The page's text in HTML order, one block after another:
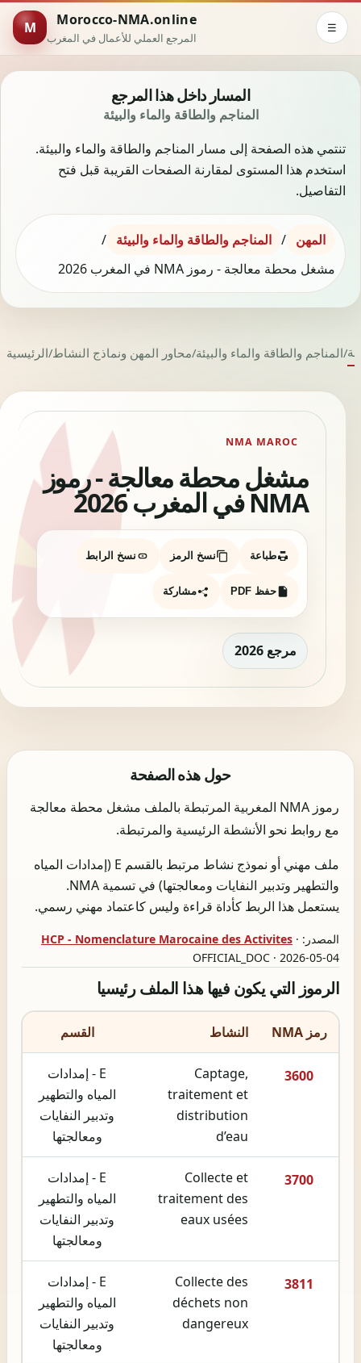
M Morocco-NMA.online
المرجع العملي للأعمال في المغرب
☰
المسار داخل هذا المرجع
المناجم والطاقة والماء والبيئة
تنتمي هذه الصفحة إلى مسار المناجم والطاقة والماء والبيئة.
استخدم هذا المستوى لمقارنة الصفحات القريبة قبل فتح
التفاصيل.
المهن / المناجم والطاقة والماء والبيئة
/
مشغل محطة معالجة - رموز NMA في المغرب 2026
الرئيسية/محاور المهن ونماذج النشاط/المناجم والطاقة والماء والبيئة/
NMA MAROC
مشغل محطة معالجة - رموز
NMA في المغرب 2026
طباعة نسخ الرمز نسخ الرابط
حفظ PDF مشاركة
مرجع 2026
حول هذه الصفحة
رموز NMA المغربية المرتبطة بالملف مشغل محطة معالجة
مع روابط نحو الأنشطة الرئيسية والمرتبطة.
ملف مهني أو نموذج نشاط مرتبط بالقسم E (إمدادات المياه
والتطهير وتدبير النفايات ومعالجتها) في تسمية NMA.
يستعمل هذا الربط كأداة قراءة وليس كاعتماد مهني رسمي.
المصدر: HCP - Nomenclature Marocaine des Activites ·
OFFICIAL_DOC · 2026-05-04
الرموز التي يكون فيها هذا الملف رئيسيا
رمز NMA النشاط القسم
3600
Captage,
traitement et
distribution
d’eau
E - إمدادات
المياه والتطهير
وتدبير النفايات
ومعالجتها
3700
Collecte et
traitement des
eaux usées
E - إمدادات
المياه والتطهير
وتدبير النفايات
ومعالجتها
3811
Collecte des
déchets non
dangereux
E - إمدادات
المياه والتطهير
وتدبير النفايات
ومعالجتها